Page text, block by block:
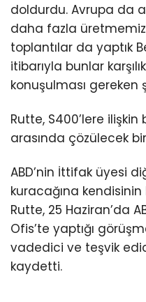
doldurdu. Avrupa da
daha fazla üretmemiz
toplantılar da yaptık
itibarıyla bunlar
konuşulması gereken
Rutte, S400’lere
arasında çözülecek bir
ABD’nin İttifak üyesi
kuracağına
Rutte, 25 Haziran’da
Ofis’te yaptığı
vadedici ve teşvik
kaydetti.